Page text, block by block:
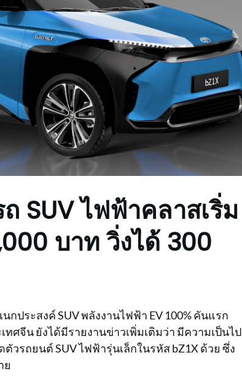
SUV ไฟฟ้าคลาสเริ่ม
บาท วิ่งได้ 300
กประสงค์ SUV พลังงานไฟฟ้า EV 100% คันแรก
ศจีน ยังได้มีรายงานข่าวเพิ่มเติมว่า มีความเป็นไป
วรถยนต์ SUV ไฟฟ้ารุ่นเล็กในรหัส bZ1X ด้วย ซึ่ง
ย